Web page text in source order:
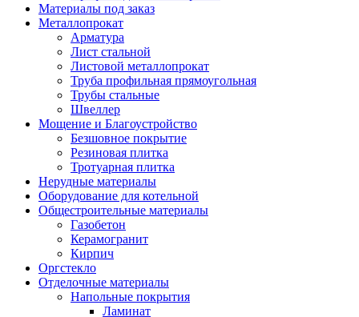
Материалы под заказ
Металлопрокат
Арматура
Лист стальной
Листовой металлопрокат
Труба профильная прямоугольная
Трубы стальные
Швеллер
Мощение и Благоустройство
Безшовное покрытие
Резиновая плитка
Тротуарная плитка
Нерудные материалы
Оборудование для котельной
Общестроительные материалы
Газобетон
Керамогранит
Кирпич
Оргстекло
Отделочные материалы
Напольные покрытия
Ламинат